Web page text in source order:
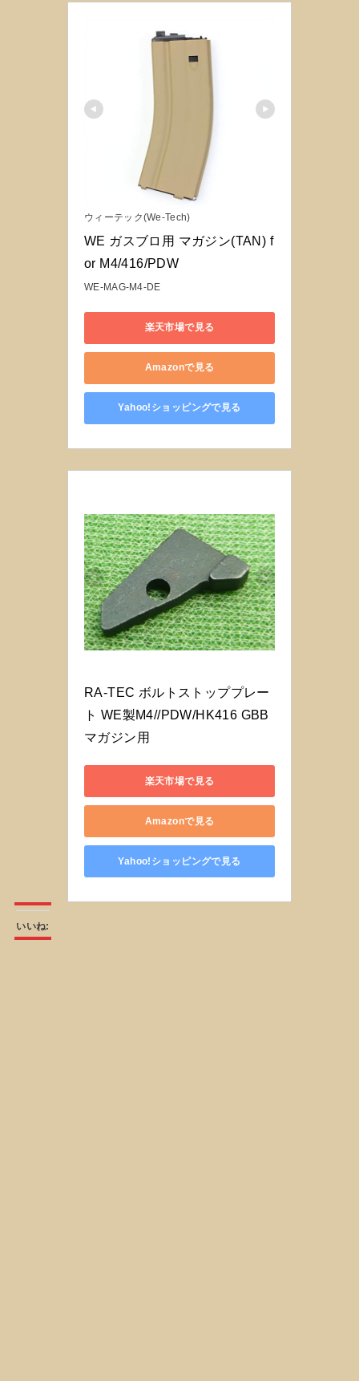
ウィーテック(We-Tech)
WE ガスブロ用 マガジン(TAN) f
or M4/416/PDW
WE-MAG-M4-DE
楽天市場で見る
Amazonで見る
Yahoo!ショッピングで見る
RA-TEC ボルトストッププレー
ト WE製M4//PDW/HK416 GBB
マガジン用
楽天市場で見る
Amazonで見る
Yahoo!ショッピングで見る
いいね: